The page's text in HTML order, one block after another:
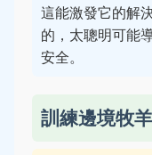
這能激發它的解
的，太聰明可能
安全。
訓練邊境牧